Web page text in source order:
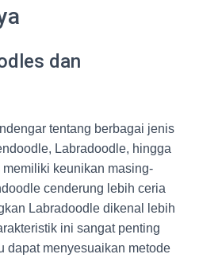
dan
tentang berbagai jenis
Labradoodle, hingga
keunikan masing-
cenderung lebih ceria
Labradoodle dikenal lebih
ini sangat penting
dapat menyesuaikan metode